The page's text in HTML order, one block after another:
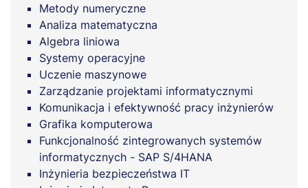
Metody numeryczne
Analiza matematyczna
Algebra liniowa
Systemy operacyjne
Uczenie maszynowe
Zarządzanie projektami informatycznymi
Komunikacja i efektywność pracy inżynierów
Grafika komputerowa
Funkcjonalność zintegrowanych systemów
informatycznych - SAP S/4HANA
Inżynieria bezpieczeństwa IT